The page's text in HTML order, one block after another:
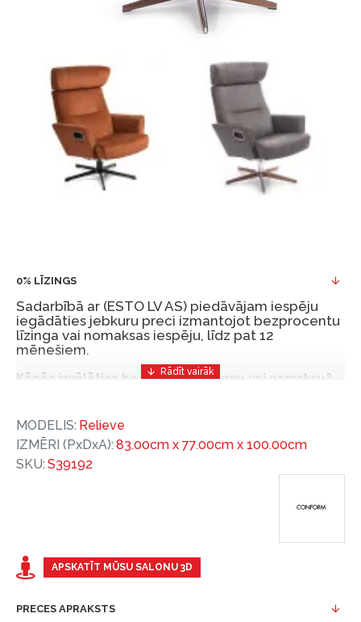
0% LĪZINGS
Sadarbībā ar (ESTO LV AS) piedāvājam iespēju
iegādāties jebkuru preci izmantojot bezprocentu
līzinga vai nomaksas iespēju, līdz pat 12
mēnešiem.
Kāpēc izvēlēties bezprocentu līzingu vai nomaksu?
un izdevīgs finansēšanas risinājums, lai iegādātos
vajadzīgās preces tulīt, bet par tām norēķinoties
vēlāk.
priekšrocības bez pirmās iemaksas un ar nomaksas
Piemērs: Preces cena 300 €, termiņš: 12 mēneši,
pirmā iemaksa: 0 €, ikmēneša maksājums: 25 €,
APSKATĪT MŪSU SALONU 3D
PRECES APRAKSTS
MODELIS: Relieve
IZMĒRI (PxDxA): 83.00cm x 77.00cm x 100.00cm
SKU: S39192